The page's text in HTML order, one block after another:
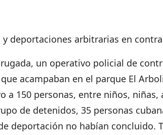
deportaciones arbitrarias en
un operativo policial de
acampaban en el parque El
a 150 personas, entre niños,
de detenidos, 35 personas
deportación no habían concluido.